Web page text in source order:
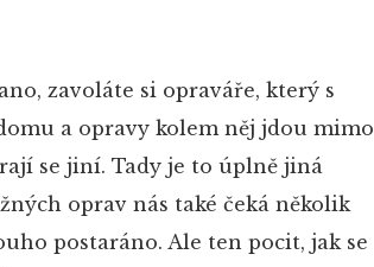
zavoláte si opraváře, který s
a opravy kolem něj jdou mimo
se jiní. Tady je to úplně jiná
oprav nás také čeká několik
postaráno. Ale ten pocit, jak se